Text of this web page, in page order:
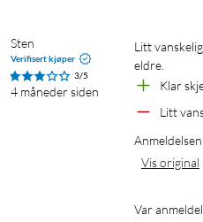
Lagring: 256 GB (microSD-
Hovedkamera: 50 MP, AI-
Selfiekamera: 5 MP
Batteri: 5200 mAh, 18 W
Sikkerhet: Sideplassert
Lyd: Stereohøyttalere, 3,5 mm-
Sten
Verifisert kjøper
3/5
4 måneder siden
Litt vanskelig å håndtere for meg, som er
eldre.
Klar
Litt
Vis original
Var